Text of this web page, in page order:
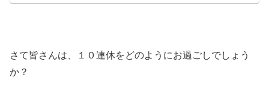
さて皆さんは、１０連休をどのようにお過ごしでしょう
か？